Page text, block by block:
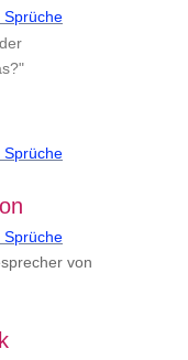
Sprüche
Sprüche
Sprüche
von